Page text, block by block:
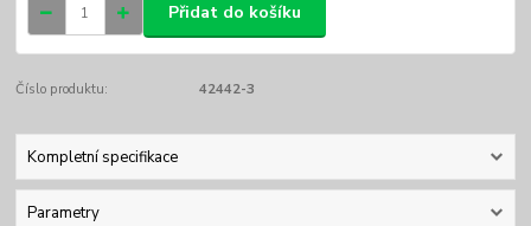
Přidat do košíku
Číslo produktu: 42442-3
Kompletní specifikace
Parametry